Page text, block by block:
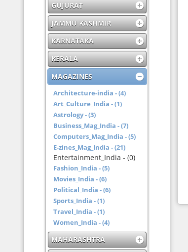
GUJURAT
JAMMU KASHMIR
KARNATAKA
KERALA
MAGAZINES
Architecture-india - (4)
Art_Culture_India - (1)
Astrology - (3)
Business_Mag_India - (7)
Computers_Mag_India - (5)
E-zines_Mag_India - (21)
Entertainment_India - (0)
Fashion_India - (5)
Movies_India - (6)
Political_India - (6)
Sports_India - (1)
Travel_India - (1)
Women_India - (4)
MAHARASHTRA